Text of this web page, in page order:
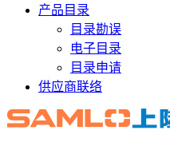
产品目录
目录勘误
电子目录
目录申请
供应商联络